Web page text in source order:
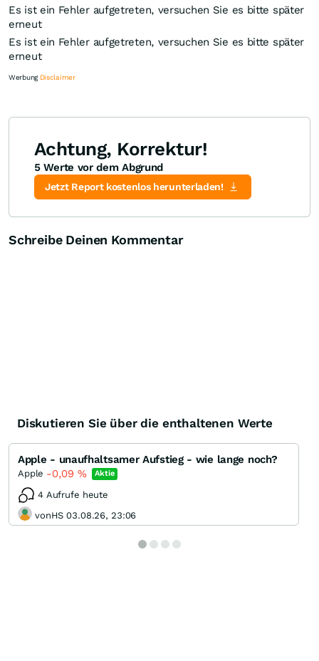
Es ist ein Fehler aufgetreten, versuchen Sie es bitte später
erneut
Es ist ein Fehler aufgetreten, versuchen Sie es bitte später
erneut
Knock-Out-Suche
Optionsschein-Suche
Zertifikate-Suche
Werbung Disclaimer
Achtung, Korrektur!
5 Werte vor dem Abgrund
Jetzt Report kostenlos herunterladen!
Schreibe Deinen Kommentar
Diskutieren Sie über die enthaltenen Werte
Apple - unaufhaltsamer Aufstieg - wie lange noch?
Apple -0,09 % Aktie
4 Aufrufe heute
vonHS 03.08.26, 23:06